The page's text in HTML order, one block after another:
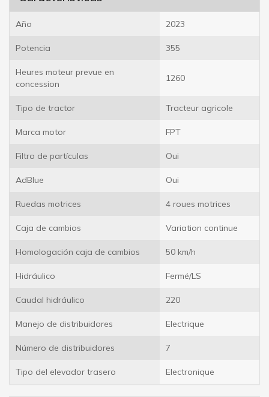
Año 2023
Potencia 355
Heures moteur prevue en
concession
1260
Tipo de tractor Tracteur agricole
Marca motor FPT
Filtro de partículas Oui
AdBlue Oui
Ruedas motrices 4 roues motrices
Caja de cambios Variation continue
Homologación caja de cambios 50 km/h
Hidráulico Fermé/LS
Caudal hidráulico 220
Manejo de distribuidores Electrique
Número de distribuidores 7
Tipo del elevador trasero Electronique